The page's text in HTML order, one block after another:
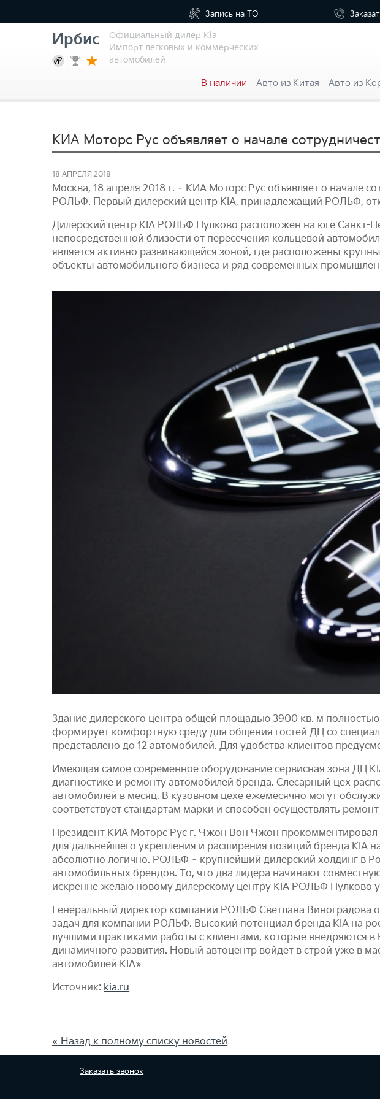
Запись на ТО
Ирбис
Официальный дилер Kia
Импорт легковых и коммерческих
автомобилей
В наличии Авто из Китая Авто из
KИА Моторс Рус объявляет о начале
18 АПРЕЛЯ 2018
Москва, 18 апреля 2018 г. – КИА Моторс Рус объявляет о начале
РОЛЬФ. Первый дилерский центр KIA, принадлежащий РОЛЬФ,
Дилерский центр KIA РОЛЬФ Пулково расположен на юге Санкт-
непосредственной близости от пересечения кольцевой
является активно развивающейся зоной, где расположены
объекты автомобильного бизнеса и ряд современных
Здание дилерского центра общей площадью 3900 кв. м
формирует комфортную среду для общения гостей ДЦ со
представлено до 12 автомобилей. Для удобства клиентов
Имеющая самое современное оборудование сервисная зона ДЦ
диагностике и ремонту автомобилей бренда. Слесарный цех
автомобилей в месяц. В кузовном цехе ежемесячно могут
соответствует стандартам марки и способен осуществлять
Президент КИА Моторс Рус г. Чжон Вон Чжон
для дальнейшего укрепления и расширения позиций бренда KIA
абсолютно логично. РОЛЬФ – крупнейший дилерский холдинг в
автомобильных брендов. То, что два лидера начинают
искренне желаю новому дилерскому центру KIA РОЛЬФ Пулково
Генеральный директор компании РОЛЬФ Светлана Виноградова
задач для компании РОЛЬФ. Высокий потенциал бренда KIA на
лучшими практиками работы с клиентами, которые
динамичного развития. Новый автоцентр войдет в строй уже в
автомобилей KIA»
Источник: kia.ru
« Назад к полному списку новостей
Заказатьзвонок